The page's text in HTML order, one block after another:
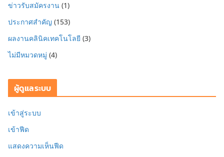
ข่าวรับสมัครงาน (1)
ประกาศสำคัญ (153)
ผลงานคลินิคเทคโนโลยี (3)
ไม่มีหมวดหมู่ (4)
ผู้ดูแลระบบ
เข้าสู่ระบบ
เข้าฟีด
แสดงความเห็นฟีด